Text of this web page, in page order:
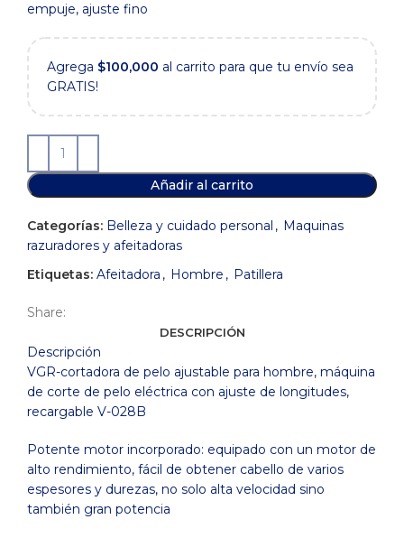
era:
es:
empuje, ajuste fino
Agrega $100,000 al carrito para que tu envío sea
GRATIS!
Añadir al carrito
Categorías: Belleza y cuidado personal , Maquinas
razuradores y afeitadoras
Etiquetas: Afeitadora , Hombre , Patillera
Share:
DESCRIPCIÓN
Descripción
VGR-cortadora de pelo ajustable para hombre, máquina
de corte de pelo eléctrica con ajuste de longitudes,
recargable V-028B
Potente motor incorporado: equipado con un motor de
alto rendimiento, fácil de obtener cabello de varios
espesores y durezas, no solo alta velocidad sino
también gran potencia